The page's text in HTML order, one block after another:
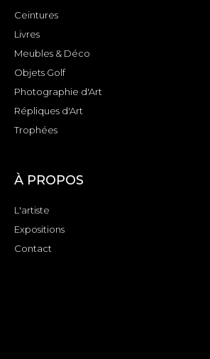
Ceintures
Livres
Meubles & Déco
Objets Golf
Photographie d'Art
Répliques d'Art
Trophées
À PROPOS
L'artiste
Expositions
Contact